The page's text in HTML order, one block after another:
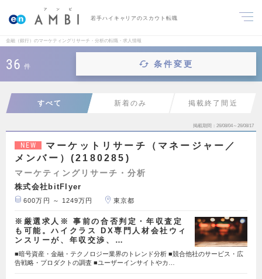
若手ハイキャリアのスカウト転職
金融（銀行）のマーケティングリサーチ・分析の転職・求人情報
36 件 条件変更
すべて 新着のみ 掲載終了間近
掲載期間 26/08/04～26/08/17
NEW
マーケットリサーチ（マネージャー／
メンバー）(2180285)
マーケティングリサーチ・分析
株式会社bitFlyer
600万円 ～ 1249万円 東京都
※厳選求人※ 事前の合否判定・年収査定
も可能。ハイクラス DX専門人材会社ウィ
ンスリーが、年収交渉、…
■暗号資産・金融・テクノロジー業界のトレンド分析 ■競合他社のサービス・広
告戦略・プロダクトの調査 ■ユーザーインサイトやカ…